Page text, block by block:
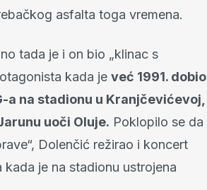
asfalta toga vremena.
tada je i on bio „klinac s
kada je već 1991. dobio
na stadionu u Kranjčevićevoj,
uoči Oluje. Poklopilo se da
Dolenčić režirao i koncert
je na stadionu ustrojena